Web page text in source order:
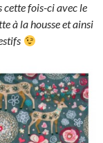
cette fois-ci avec le
à la housse et ainsi